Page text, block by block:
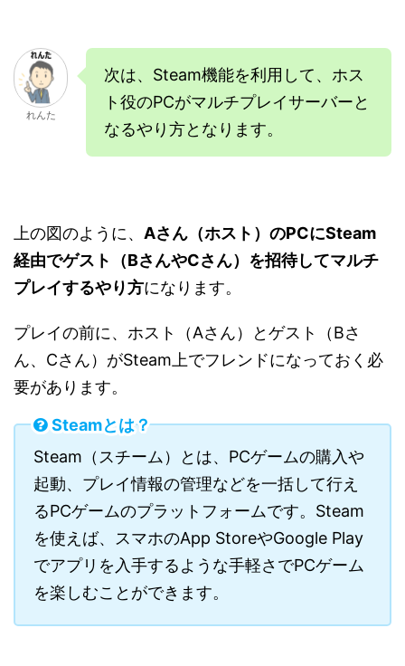
れんた
次は、Steam機能を利用して、ホス
ト役のPCがマルチプレイサーバーと
なるやり方となります。
上の図のように、 Aさん（ホスト）のPCにSteam
経由でゲスト（BさんやCさん）を招待してマルチ
プレイするやり方になります。
プレイの前に、ホスト（Aさん）とゲスト（Bさ
ん、Cさん）がSteam上でフレンドになっておく必
要があります。
Steamとは？
Steam（スチーム）とは、PCゲームの購入や
起動、プレイ情報の管理などを一括して行え
るPCゲームのプラットフォームです。Steam
を使えば、スマホのApp StoreやGoogle Play
でアプリを入手するような手軽さでPCゲーム
を楽しむことができます。